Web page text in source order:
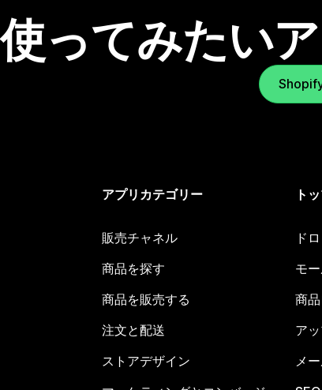
使ってみたい
アプリカテゴリー
販売チャネル
商品を探す
商品を販売する
注文と配送
ストアデザイン
ト
ド
モ
商
ア
メ